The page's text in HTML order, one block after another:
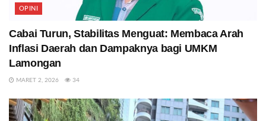
OPINI
Cabai Turun, Stabilitas Menguat: Membaca Arah
Inflasi Daerah dan Dampaknya bagi UMKM
Lamongan
MARET 2, 2026 34